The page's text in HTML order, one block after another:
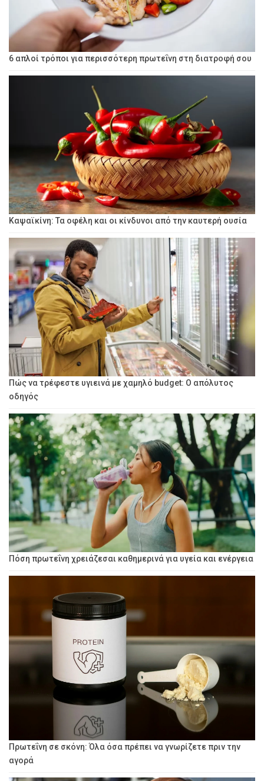
6 απλοί τρόποι για περισσότερη πρωτεΐνη στη διατροφή σου
Καψαϊκίνη: Τα οφέλη και οι κίνδυνοι από την καυτερή ουσία
Πώς να τρέφεστε υγιεινά με χαμηλό budget: Ο απόλυτος
οδηγός
Πόση πρωτεΐνη χρειάζεσαι καθημερινά για υγεία και ενέργεια
Πρωτεΐνη σε σκόνη: Όλα όσα πρέπει να γνωρίζετε πριν την
αγορά